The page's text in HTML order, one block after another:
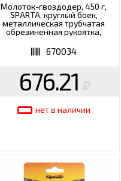
Молоток-гвоздодер, 450 г,
SPARTA, круглый боек,
металлическая трубчатая
обрезиненная рукоятка,
670034
676.21
нет в наличии